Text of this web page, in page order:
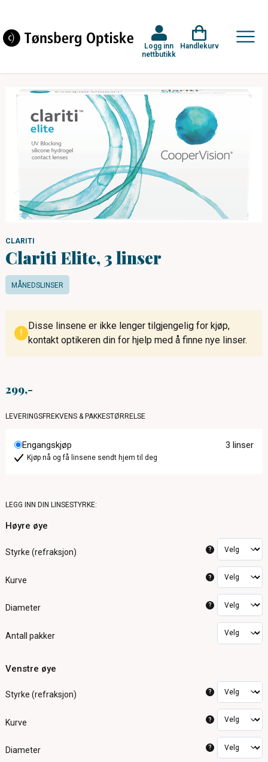
Logg inn
nettbutikk
Handlekurv
CLARITI
Clariti Elite, 3 linser
MÅNEDSLINSER
!
Disse linsene er ikke lenger tilgjengelig for kjøp,
kontakt optikeren din for hjelp med å finne nye linser.
299
LEVERINGSFREKVENS & PAKKESTØRRELSE
Engangskjøp 3 linser
Kjøp nå og få linsene sendt hjem til deg
LEGG INN DIN LINSESTYRKE:
Høyre øye
Styrke (refraksjon) ?
Kurve ?
Diameter ?
Antall pakker
Venstre øye
Styrke (refraksjon) ?
Kurve ?
Diameter ?